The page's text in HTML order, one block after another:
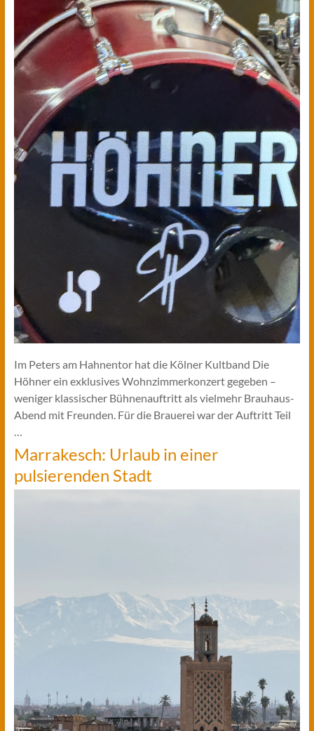
Im Peters am Hahnentor hat die Kölner Kultband Die
Höhner ein exklusives Wohnzimmerkonzert gegeben –
weniger klassischer Bühnenauftritt als vielmehr Brauhaus-
Abend mit Freunden. Für die Brauerei war der Auftritt Teil
…
Marrakesch: Urlaub in einer
pulsierenden Stadt